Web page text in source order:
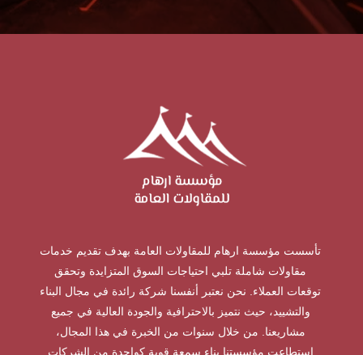
تأسست مؤسسة ارهام للمقاولات العامة بهدف تقديم خدمات
مقاولات شاملة تلبي احتياجات السوق المتزايدة وتحقق
توقعات العملاء. نحن نعتبر أنفسنا شركة رائدة في مجال البناء
والتشييد، حيث نتميز بالاحترافية والجودة العالية في جميع
مشاريعنا. من خلال سنوات من الخبرة في هذا المجال،
استطاعت مؤسستنا بناء سمعة قوية كواحدة من الشركات